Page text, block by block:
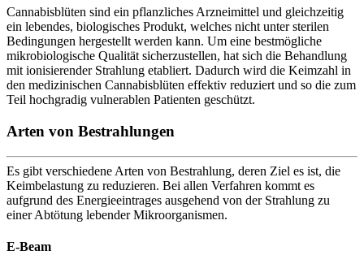
Cannabisblüten sind ein pflanzliches Arzneimittel und gleichzeitig
ein lebendes, biologisches Produkt, welches nicht unter sterilen
Bedingungen hergestellt werden kann. Um eine bestmögliche
mikrobiologische Qualität sicherzustellen, hat sich die Behandlung
mit ionisierender Strahlung etabliert. Dadurch wird die Keimzahl in
den medizinischen Cannabisblüten effektiv reduziert und so die zum
Teil hochgradig vulnerablen Patienten geschützt.
Arten von Bestrahlungen
Es gibt verschiedene Arten von Bestrahlung, deren Ziel es ist, die
Keimbelastung zu reduzieren. Bei allen Verfahren kommt es
aufgrund des Energieeintrages ausgehend von der Strahlung zu
einer Abtötung lebender Mikroorganismen.
E-Beam